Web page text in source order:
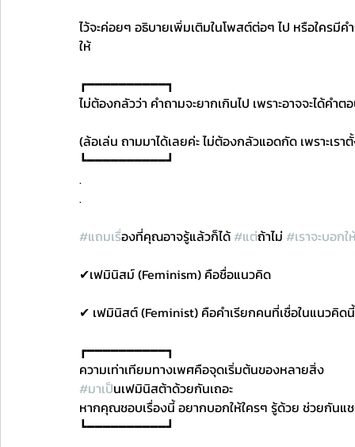
ไว้จะค่อยๆ อธิบายเพิ่มเติมในโพสต์ต่อๆ ไป หรือใครมีค
ให้
┏━━━━━━━━━━┓
ไม่ต้องกลัวว่า คำถามจะยากเกินไป เพราะอาจจะได้คำ
(ล้อเล่น ถามมาได้เลยค่ะ ไม่ต้องกลัวแอดกัด เพราะเรา
┗━━━━━━━━━━┛
.
.
#แถมเรื่องที่คุณอาจรู้แล้วก็ได้ #แต่ถ้าไม่ #เราจะบอกใ
✔︎เฟมินิสม์ (Feminism) คือชื่อแนวคิด
✔︎ เฟมินิสต์ (Feminist) คือคำเรียกคนที่เชื่อในแนวคิด
┏━━━━━━━━━━┓
ความเท่าเทียมทางเพศคือจุดเริ่มต้นของหลายสิ่ง
#มาเป็นเฟมินิสต้าด้วยกันเถอะ
หากคุณชอบเรื่องนี้ อยากบอกให้ใครๆ รู้ด้วย ช่วยกันแช
┗━━━━━━━━━━┛